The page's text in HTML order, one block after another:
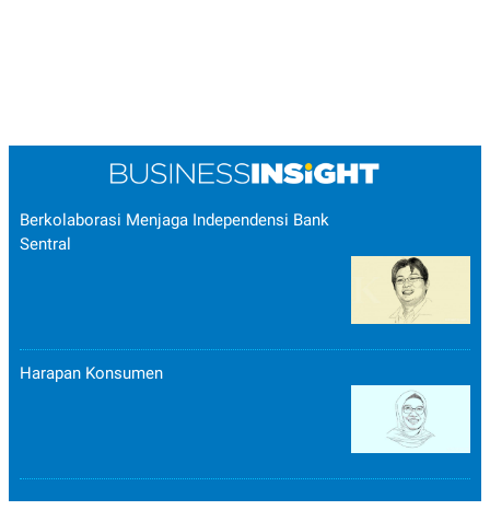
Berkolaborasi Menjaga Independensi Bank
Sentral
Harapan Konsumen